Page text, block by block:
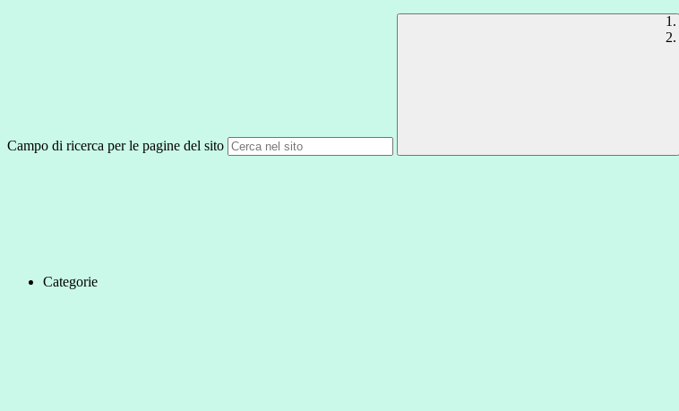
Campo di ricerca per le pagine del sito
Categorie